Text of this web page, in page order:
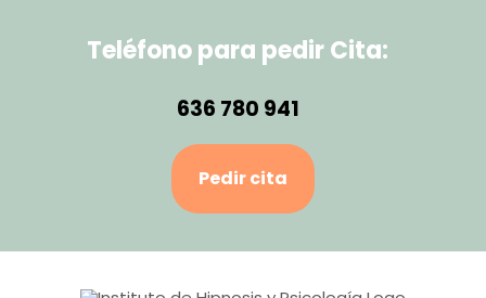
Teléfono para pedir Cita:
636 780 941
Pedir cita